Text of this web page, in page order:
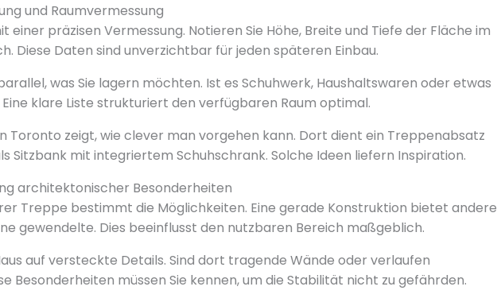
und Raumvermessung
einer präzisen Vermessung. Notieren Sie Höhe, Breite und Tiefe der Fläche im
Diese Daten sind unverzichtbar für jeden späteren Einbau.
was Sie lagern möchten. Ist es Schuhwerk, Haushaltswaren oder etwas
klare Liste strukturiert den verfügbaren Raum optimal.
Toronto zeigt, wie clever man vorgehen kann. Dort dient ein Treppenabsatz
Sitzbank mit integriertem Schuhschrank. Solche Ideen liefern Inspiration.
architektonischer Besonderheiten
Treppe bestimmt die Möglichkeiten. Eine gerade Konstruktion bietet andere
gewendelte. Dies beeinflusst den nutzbaren Bereich maßgeblich.
auf versteckte Details. Sind dort tragende Wände oder verlaufen
Besonderheiten müssen Sie kennen, um die Stabilität nicht zu gefährden.